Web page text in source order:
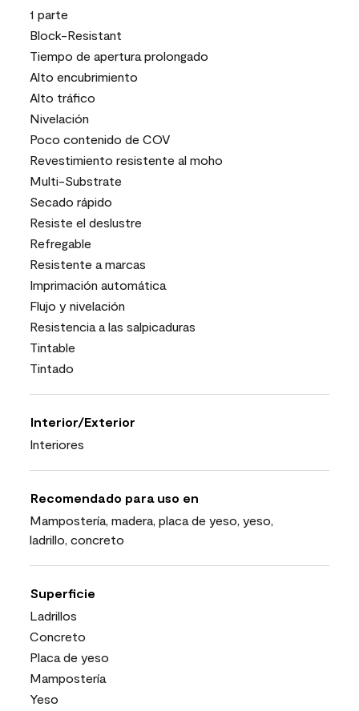
1 parte
Block-Resistant
Tiempo de apertura prolongado
Alto encubrimiento
Alto tráfico
Nivelación
Poco contenido de COV
Revestimiento resistente al moho
Multi-Substrate
Secado rápido
Resiste el deslustre
Refregable
Resistente a marcas
Imprimación automática
Flujo y nivelación
Resistencia a las salpicaduras
Tintable
Tintado
Interior/Exterior
Interiores
Recomendado para uso en
Mampostería, madera, placa de yeso, yeso,
ladrillo, concreto
Superficie
Ladrillos
Concreto
Placa de yeso
Mampostería
Yeso